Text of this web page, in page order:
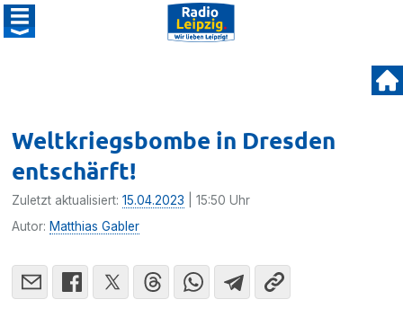
Weltkriegsbombe in Dresden
entschärft!
Zuletzt aktualisiert:15.04.2023 | 15:50 Uhr
Autor: Matthias Gabler